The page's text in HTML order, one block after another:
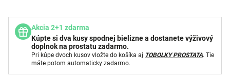
Akcia 2+1 zdarma
Kúpte si dva kusy spodnej bielizne a dostanete výživový
doplnok na prostatu zadarmo.
Pri kúpe dvoch kusov vložte do košíka aj TOBOLKY PROSTATA. Tie
máte potom automaticky zadarmo.